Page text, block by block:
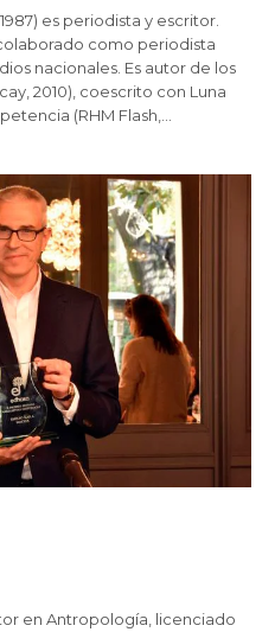
es periodista y escritor.
como periodista
nacionales. Es autor de los
2010), coescrito con Luna
(RHM Flash,…
en Antropología, licenciado